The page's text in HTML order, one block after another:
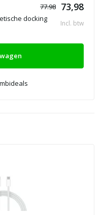
77.98 73,98
docking
Incl. btw